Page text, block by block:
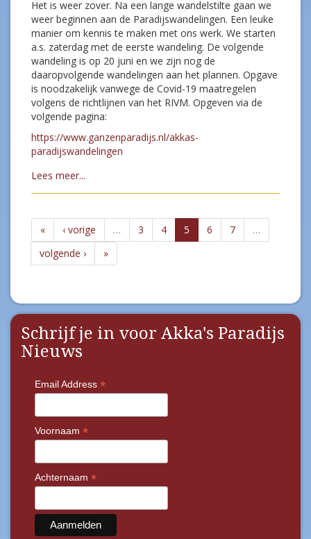
Het is weer zover. Na een lange wandelstilte gaan we
weer beginnen aan de Paradijswandelingen. Een leuke
manier om kennis te maken met ons werk. We starten
a.s. zaterdag met de eerste wandeling. De volgende
wandeling is op 20 juni en we zijn nog de
daaropvolgende wandelingen aan het plannen. Opgave
is noodzakelijk vanwege de Covid-19 maatregelen
volgens de richtlijnen van het RIVM. Opgeven via de
volgende pagina:
https://www.ganzenparadijs.nl/akkas-
paradijswandelingen
Lees meer...
« ‹ vorige … 3 4 5 6 7
…
volgende ›
»
Schrijf je in voor Akka's Paradijs
Nieuws
Email Address *
Voornaam *
Achternaam *